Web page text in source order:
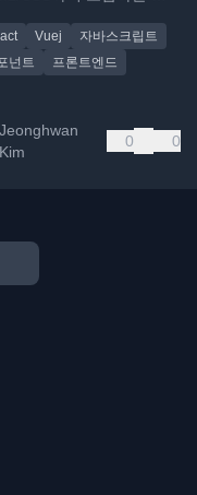
합니다.
Vuej
자바스크립트
넌트
프론트엔드
Jeonghwan
Kim
0 0